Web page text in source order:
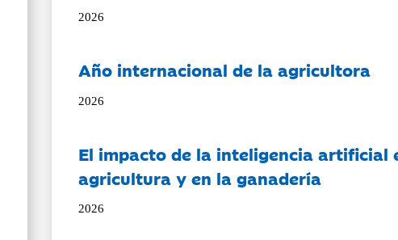
2026
Año internacional de la agricultora
2026
El impacto de la inteligencia artificial
agricultura y en la ganadería
2026